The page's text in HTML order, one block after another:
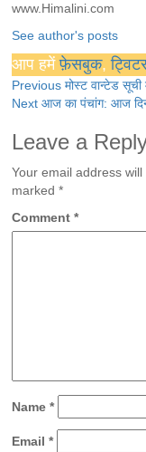
www.Himalini.com
See author's posts
आप हमेंफ़ेसबुक,
Continue
Previous मोस्ट वान्टेड सूची
Next आज का पंचांग: आज
Leave a
Your email address will
marked*
Comment*
Name*
Email*